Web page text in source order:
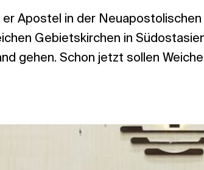
er Apostel in der
Gebietskirchen in
gehen. Schon jetzt sollen